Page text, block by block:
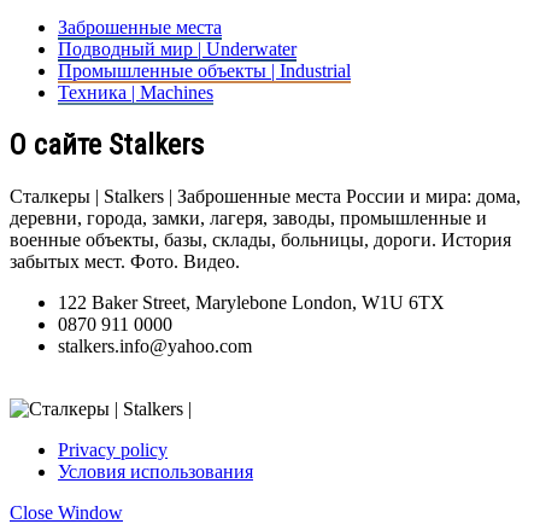
Заброшенные места
Подводный мир | Underwater
Промышленные объекты | Industrial
Техника | Machines
О сайте Stalkers
Сталкеры | Stalkers | Заброшенные места России и мира: дома,
деревни, города, замки, лагеря, заводы, промышленные и
военные объекты, базы, склады, больницы, дороги. История
забытых мест. Фото. Видео.
122 Baker Street, Marylebone London, W1U 6TX
0870 911 0000
stalkers.info@yahoo.com
Privacy policy
Условия использования
Close Window